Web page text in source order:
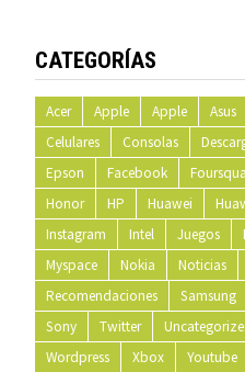
CATEGORÍAS
Acer Apple Apple Asus
Celulares
Consolas
Epson
Facebook
Honor
HP Huawei
Instagram
Intel Juegos
Myspace
Nokia Noticias
Recomendaciones
Samsung
Sony
Twitter
Wordpress
Xbox Youtube